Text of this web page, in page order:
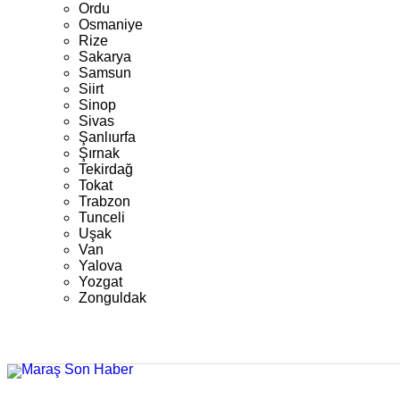
Ordu
Osmaniye
Rize
Sakarya
Samsun
Siirt
Sinop
Sivas
Şanlıurfa
Şırnak
Tekirdağ
Tokat
Trabzon
Tunceli
Uşak
Van
Yalova
Yozgat
Zonguldak